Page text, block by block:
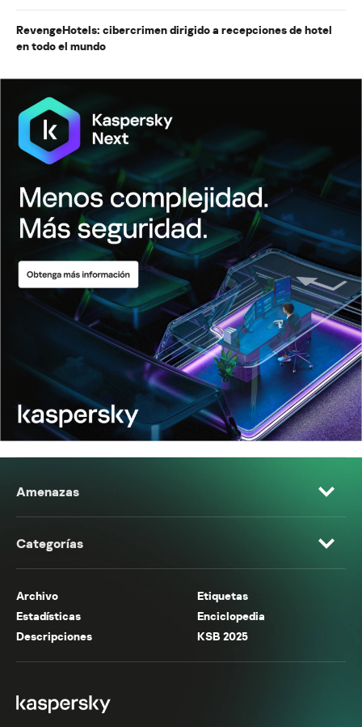
RevengeHotels: cibercrimen dirigido a recepciones de hotel
en todo el mundo
Amenazas
Categorías
Archivo
Etiquetas
Estadísticas
Enciclopedia
Descripciones
KSB 2025